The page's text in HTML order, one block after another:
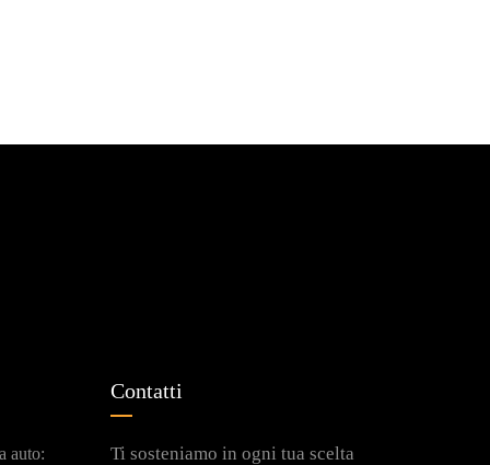
auto:
Contatti
Ti sosteniamo in ogni tua scelta